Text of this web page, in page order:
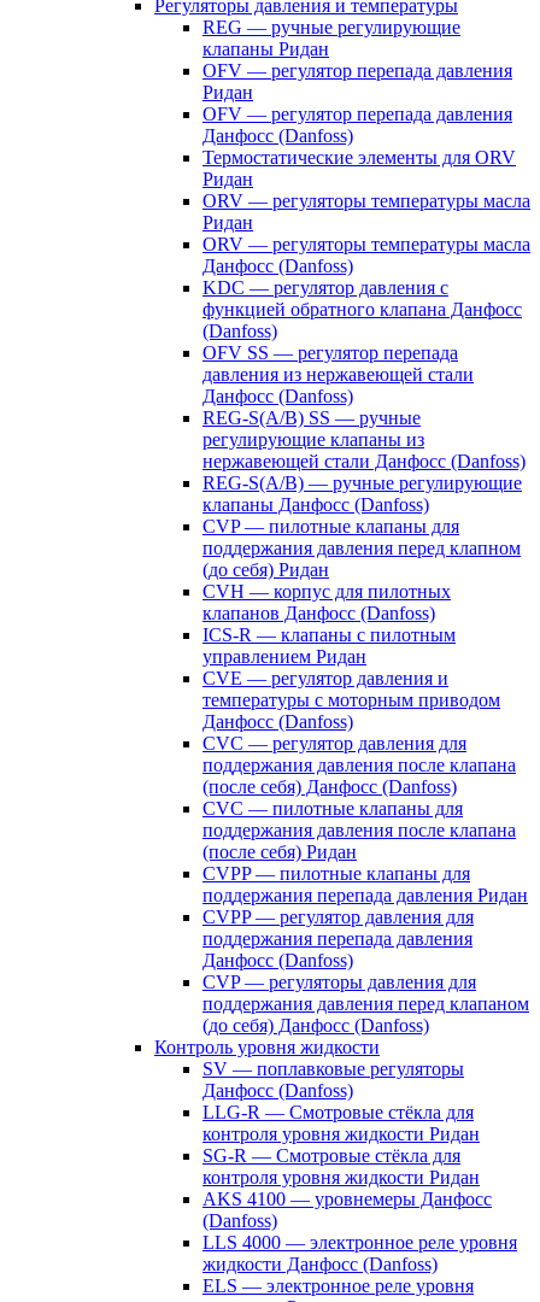
Регуляторы давления и температуры
REG — ручные регулирующие
клапаны Ридан
OFV — регулятор перепада давления
Ридан
OFV — регулятор перепада давления
Данфосс (Danfoss)
Термостатические элементы для ORV
Ридан
ORV — регуляторы температуры масла
Ридан
ORV — регуляторы температуры масла
Данфосс (Danfoss)
KDC — регулятор давления с
функцией обратного клапана Данфосс
(Danfoss)
OFV SS — регулятор перепада
давления из нержавеющей стали
Данфосс (Danfoss)
REG-S(A/B) SS — ручные
регулирующие клапаны из
нержавеющей стали Данфосс (Danfoss)
REG-S(A/B) — ручные регулирующие
клапаны Данфосс (Danfoss)
CVP — пилотные клапаны для
поддержания давления перед клапном
(до себя) Ридан
CVH — корпус для пилотных
клапанов Данфосс (Danfoss)
ICS-R — клапаны с пилотным
управлением Ридан
CVE — регулятор давления и
температуры с моторным приводом
Данфосс (Danfoss)
CVС — регулятор давления для
поддержания давления после клапана
(после себя) Данфосс (Danfoss)
CVС — пилотные клапаны для
поддержания давления после клапана
(после себя) Ридан
CVPP — пилотные клапаны для
поддержания перепада давления Ридан
CVPP — регулятор давления для
поддержания перепада давления
Данфосс (Danfoss)
CVP — регуляторы давления для
поддержания давления перед клапаном
(до себя) Данфосс (Danfoss)
Контроль уровня жидкости
SV — поплавковые регуляторы
Данфосс (Danfoss)
LLG-R — Смотровые стёкла для
контроля уровня жидкости Ридан
SG-R — Смотровые стёкла для
контроля уровня жидкости Ридан
AKS 4100 — уровнемеры Данфосс
(Danfoss)
LLS 4000 — электронное реле уровня
жидкости Данфосс (Danfoss)
ELS — электронное реле уровня